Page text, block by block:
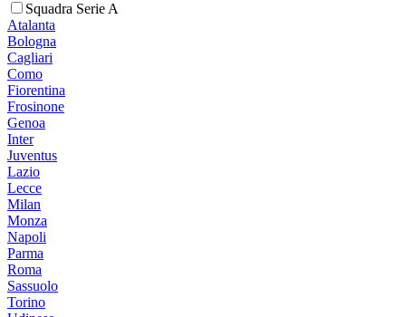
Squadra Serie A
Atalanta
Bologna
Cagliari
Como
Fiorentina
Frosinone
Genoa
Inter
Juventus
Lazio
Lecce
Milan
Monza
Napoli
Parma
Roma
Sassuolo
Torino